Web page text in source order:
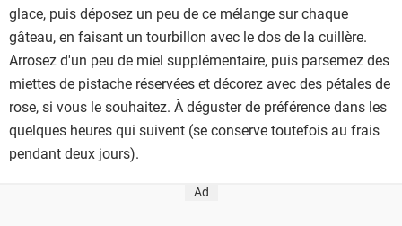
glace, puis déposez un peu de ce mélange sur chaque
gâteau, en faisant un tourbillon avec le dos de la cuillère.
Arrosez d'un peu de miel supplémentaire, puis parsemez des
miettes de pistache réservées et décorez avec des pétales de
rose, si vous le souhaitez. À déguster de préférence dans les
quelques heures qui suivent (se conserve toutefois au frais
pendant deux jours).
Ad